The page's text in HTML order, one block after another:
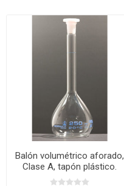
Balón volumétrico aforado,
Clase A, tapón plástico.
Normax